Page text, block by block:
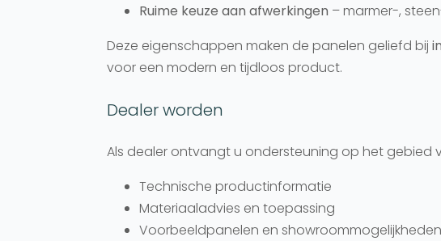
Ruime keuze aan afwerkingen – marmer-,
Deze eigenschappen maken de panelen geliefd bij
voor een modern en tijdloos product.
Dealer worden
Als dealer ontvangt u ondersteuning op het gebied
Technische productinformatie
Materiaaladvies en toepassing
Voorbeeldpanelen en showroommogelijkheden